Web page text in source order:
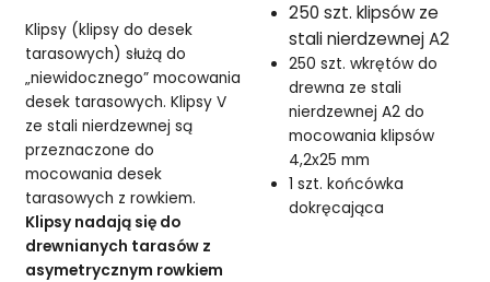
Klipsy (klipsy do desek
tarasowych) służą do
„niewidocznego” mocowania
desek tarasowych. Klipsy V
ze stali nierdzewnej są
przeznaczone do
mocowania desek
tarasowych z rowkiem.
Klipsy nadają się do
drewnianych tarasów z
asymetrycznym rowkiem
250 szt. klipsów ze
stali nierdzewnej A2
250 szt. wkrętów do
drewna ze stali
nierdzewnej A2 do
mocowania klipsów
4,2x25 mm
1 szt. końcówka
dokręcająca